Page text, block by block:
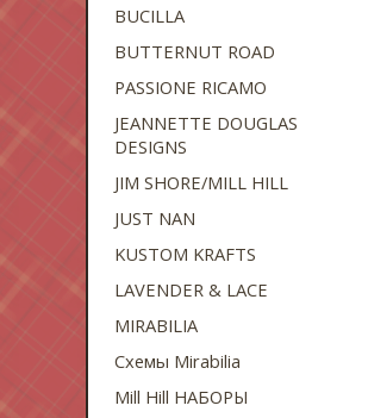
BUCILLA
BUTTERNUT ROAD
PASSIONE RICAMO
JEANNETTE DOUGLAS
DESIGNS
JIM SHORE/MILL HILL
JUST NAN
KUSTOM KRAFTS
LAVENDER & LACE
MIRABILIA
Схемы Mirabilia
Mill Hill НАБОРЫ